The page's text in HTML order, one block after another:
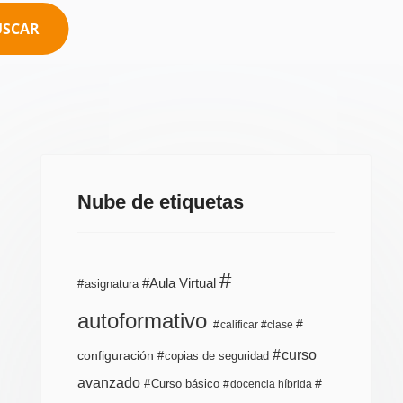
Nube de etiquetas
asignatura Aula Virtual
autoformativo calificar clase
configuración copias de seguridad curso
avanzado
Curso básico docencia híbrida